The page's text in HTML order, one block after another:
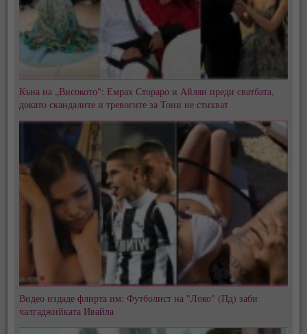
Къна на „Високото": Емрах Стораро и Айлян преди сватбата,
докато скандалите и тревогите за Тони не стихват
Видео издаде флирта им: Футболист на "Локо" (Пд) заби
чалгаджийката Ивайла